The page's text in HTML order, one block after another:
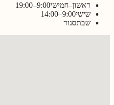
ראשון–חמישי9:00–19:00
שישי9:00–14:00
שבתסגור